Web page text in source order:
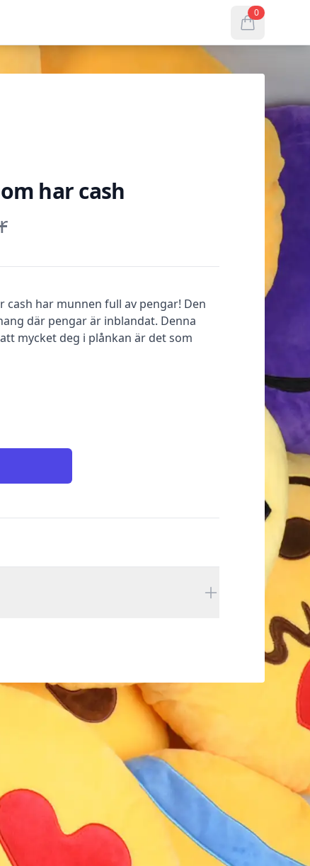
items in cart,
0
har cash
cash har munnen full av pengar! Den
där pengar är inblandat. Denna
mycket deg i plånkan är det som